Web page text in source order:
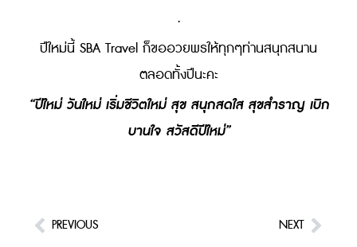
.
ปีใหม่นี้ SBA Travel ก็ขออวยพรให้ทุกๆท่านสนุกสนาน
ตลอดทั้งปีนะคะ
“ปีใหม่ วันใหม่ เริ่มชีวิตใหม่ สุข สนุกสดใส สุขสำราญ เบิก
บานใจ สวัสดีปีใหม่”
PREVIOUS NEXT